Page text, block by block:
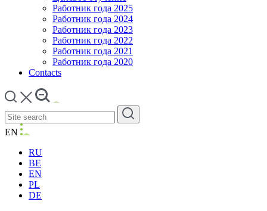
Работник года 2025
Работник года 2024
Работник года 2023
Работник года 2022
Работник года 2021
Работник года 2020
Contacts
EN
RU
BE
EN
PL
DE